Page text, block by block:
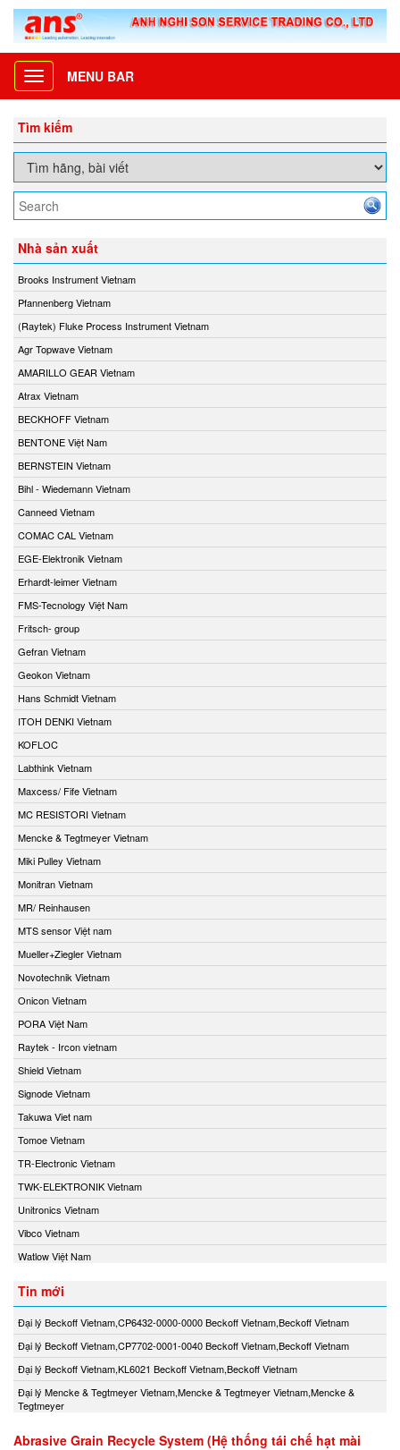
Toggle
navigation
MENU BAR
Tìm kiếm
Nhà sản xuất
Brooks Instrument Vietnam
Pfannenberg Vietnam
(Raytek) Fluke Process Instrument Vietnam
Agr Topwave Vietnam
AMARILLO GEAR Vietnam
Atrax Vietnam
BECKHOFF Vietnam
BENTONE Việt Nam
BERNSTEIN Vietnam
Bihl - Wiedemann Vietnam
Canneed Vietnam
COMAC CAL Vietnam
EGE-Elektronik Vietnam
Erhardt-leimer Vietnam
FMS-Tecnology Việt Nam
Fritsch- group
Gefran Vietnam
Geokon Vietnam
Hans Schmidt Vietnam
ITOH DENKI Vietnam
KOFLOC
Labthink Vietnam
Maxcess/ Fife Vietnam
MC RESISTORI Vietnam
Mencke & Tegtmeyer Vietnam
Miki Pulley Vietnam
Monitran Vietnam
MR/ Reinhausen
MTS sensor Việt nam
Mueller+Ziegler Vietnam
Novotechnik Vietnam
Onicon Vietnam
PORA Việt Nam
Raytek - Ircon vietnam
Shield Vietnam
Signode Vietnam
Takuwa Viet nam
Tomoe Vietnam
TR-Electronic Vietnam
TWK-ELEKTRONIK Vietnam
Unitronics Vietnam
Vibco Vietnam
Watlow Việt Nam
Tin mới
Đại lý Beckoff Vietnam,CP6432-0000-0000 Beckoff Vietnam,Beckoff Vietnam
Đại lý Beckoff Vietnam,CP7702-0001-0040 Beckoff Vietnam,Beckoff Vietnam
Đại lý Beckoff Vietnam,KL6021 Beckoff Vietnam,Beckoff Vietnam
Đại lý Mencke & Tegtmeyer Vietnam,Mencke & Tegtmeyer Vietnam,Mencke &
Tegtmeyer
Abrasive Grain Recycle System (Hệ thống tái chế hạt mài